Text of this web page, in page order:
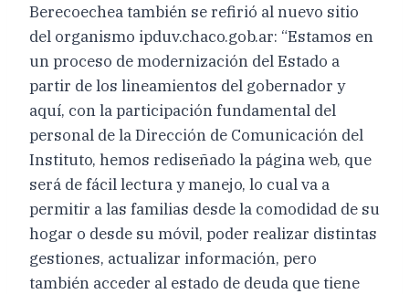
Berecoechea también se refirió al nuevo sitio
del organismo ipduv.chaco.gob.ar: “Estamos en
un proceso de modernización del Estado a
partir de los lineamientos del gobernador y
aquí, con la participación fundamental del
personal de la Dirección de Comunicación del
Instituto, hemos rediseñado la página web, que
será de fácil lectura y manejo, lo cual va a
permitir a las familias desde la comodidad de su
hogar o desde su móvil, poder realizar distintas
gestiones, actualizar información, pero
también acceder al estado de deuda que tiene